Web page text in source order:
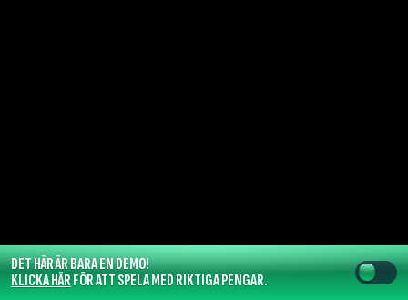
DET HÄR ÄR BARA EN DEMO!
KLICKA HÄRFÖR ATT SPELA MED RIKTIGA PENGAR.